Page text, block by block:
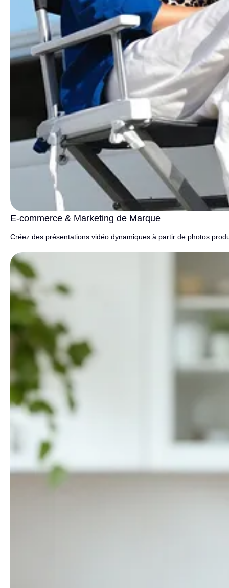
E-commerce & Marketing de Marque
Créez des présentations vidéo dynamiques à partir de photos